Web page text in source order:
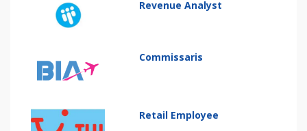
Revenue Analyst
Commissaris
Retail Employee